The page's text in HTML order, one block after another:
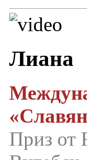
Лиана
Приз от